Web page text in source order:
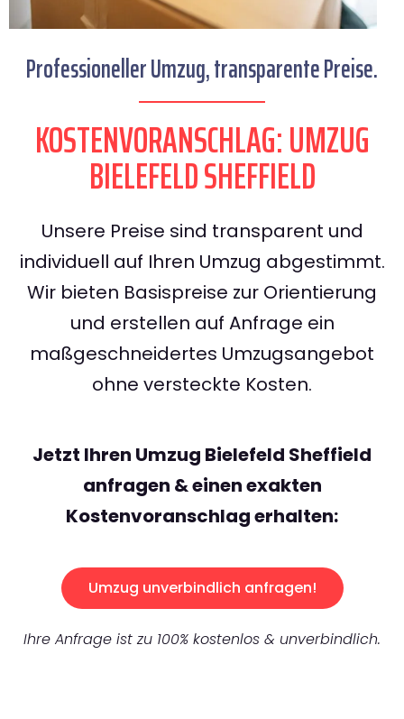
Professioneller Umzug, transparente Preise.
KOSTENVORANSCHLAG: UMZUG
BIELEFELD SHEFFIELD
Unsere Preise sind transparent und
individuell auf Ihren Umzug abgestimmt.
Wir bieten Basispreise zur Orientierung
und erstellen auf Anfrage ein
maßgeschneidertes Umzugsangebot
ohne versteckte Kosten.
Jetzt Ihren Umzug Bielefeld Sheffield
anfragen & einen exakten
Kostenvoranschlag erhalten:
Umzug unverbindlich anfragen!
Ihre Anfrage ist zu 100% kostenlos & unverbindlich.